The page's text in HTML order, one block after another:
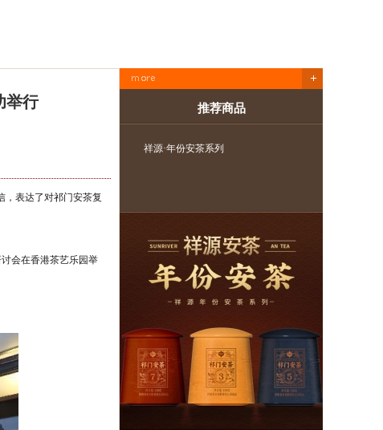
举行
，表达了对祁门安茶复
会在香港茶艺乐园举
推荐商品
祥源·长安印系列